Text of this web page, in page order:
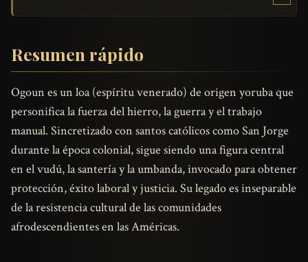
Resumen rápido
Ogoun es un loa (espíritu venerado) de origen yoruba que
personifica la fuerza del hierro, la guerra y el trabajo
manual. Sincretizado con santos católicos como San Jorge
durante la época colonial, sigue siendo una figura central
en el vudú, la santería y la umbanda, invocado para obtener
protección, éxito laboral y justicia. Su legado es inseparable
de la resistencia cultural de las comunidades
afrodescendientes en las Américas.